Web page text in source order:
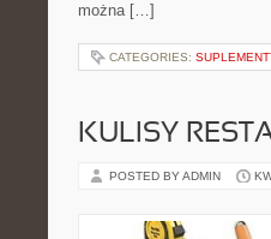
można […]
CATEGORIES:
KULISY
POSTED BY ADMIN